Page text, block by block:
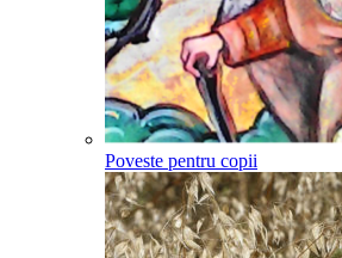
Poveste pentru copii